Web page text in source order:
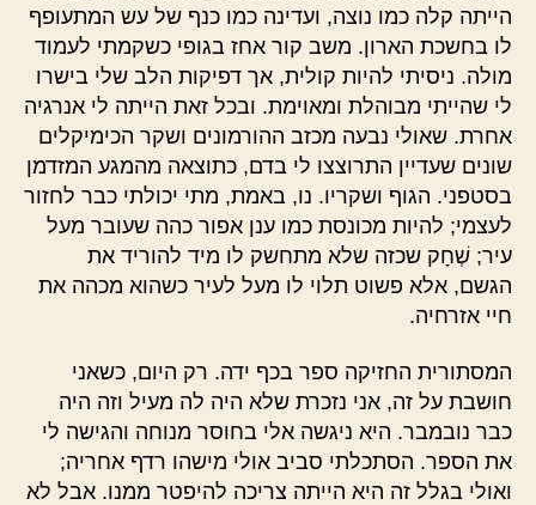
הייתה קלה כמו נוצה, ועדינה כמו כנף של עש המתעופף
לו בחשכת הארון. משב קור אחז בגופי כשקמתי לעמוד
מולה. ניסיתי להיות קולית, אך דפיקות הלב שלי בישרו
לי שהייתי מבוהלת ומאוימת. ובכל זאת הייתה לי אנרגיה
אחרת. שאולי נבעה מכזב ההורמונים ושקר הכימיקלים
שונים שעדיין התרוצצו לי בדם, כתוצאה מהמגע המזדמן
בסטפני. הגוף ושקריו. נו, באמת, מתי יכולתי כבר לחזור
לעצמי; להיות מכונסת כמו ענן אפור כהה שעובר מעל
עיר; שְׁחָק שכזה שלא מתחשק לו מיד להוריד את
הגשם, אלא פשוט תלוי לו מעל לעיר כשהוא מכהה את
חיי אזרחיה.
המסתורית החזיקה ספר בכף ידה. רק היום, כשאני
חושבת על זה, אני נזכרת שלא היה לה מעיל וזה היה
כבר נובמבר. היא ניגשה אלי בחוסר מנוחה והגישה לי
את הספר. הסתכלתי סביב אולי מישהו רדף אחריה;
ואולי בגלל זה היא הייתה צריכה להיפטר ממנו. אבל לא